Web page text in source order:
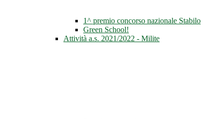
1^ premio concorso nazionale Stabilo
Green School!
Attività a.s. 2021/2022 - Milite